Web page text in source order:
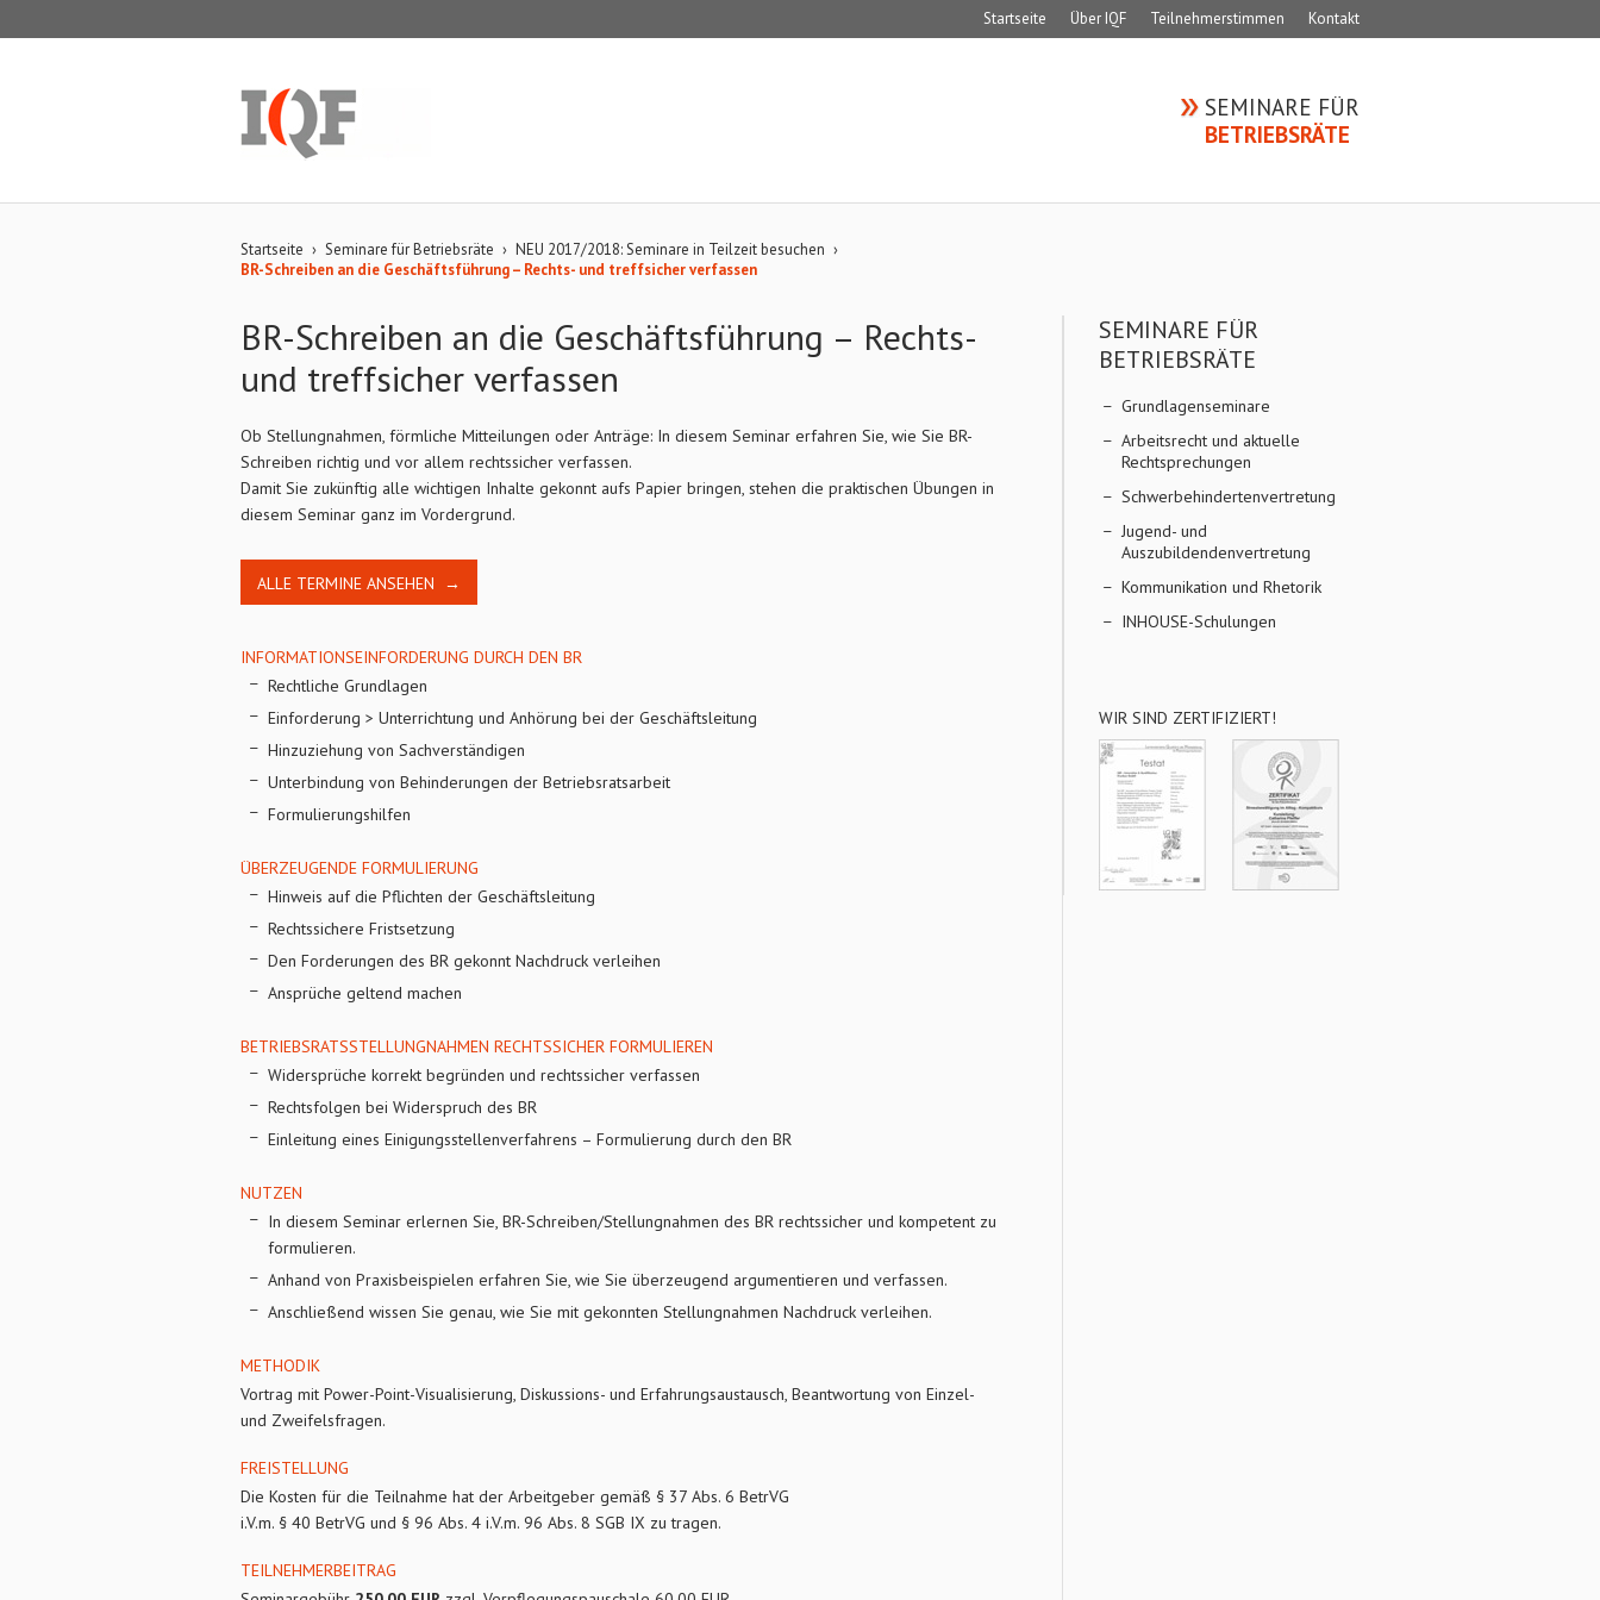
Startseite Über IQF Teilnehmerstimmen Kontakt
SEMINARE FÜR
BETRIEBSRÄTE
Startseite › Seminare für Betriebsräte › NEU 2017/2018: Seminare in Teilzeit besuchen ›
BR-Schreiben an die Geschäftsführung – Rechts- und treffsicher verfassen
BR-Schreiben an die Geschäftsführung – Rechts-
und treffsicher verfassen
Ob Stellungnahmen, förmliche Mitteilungen oder Anträge: In diesem Seminar erfahren Sie, wie Sie BR-
Schreiben richtig und vor allem rechtssicher verfassen.
Damit Sie zukünftig alle wichtigen Inhalte gekonnt aufs Papier bringen, stehen die praktischen Übungen in
diesem Seminar ganz im Vordergrund.
ALLE TERMINE ANSEHEN →
INFORMATIONSEINFORDERUNG DURCH DEN BR
Rechtliche Grundlagen
Einforderung > Unterrichtung und Anhörung bei der Geschäftsleitung
Hinzuziehung von Sachverständigen
Unterbindung von Behinderungen der Betriebsratsarbeit
Formulierungshilfen
ÜBERZEUGENDE FORMULIERUNG
Hinweis auf die Pflichten der Geschäftsleitung
Rechtssichere Fristsetzung
Den Forderungen des BR gekonnt Nachdruck verleihen
Ansprüche geltend machen
BETRIEBSRATSSTELLUNGNAHMEN RECHTSSICHER FORMULIEREN
Widersprüche korrekt begründen und rechtssicher verfassen
Rechtsfolgen bei Widerspruch des BR
Einleitung eines Einigungsstellenverfahrens – Formulierung durch den BR
NUTZEN
In diesem Seminar erlernen Sie, BR-Schreiben/Stellungnahmen des BR rechtssicher und kompetent zu
formulieren.
Anhand von Praxisbeispielen erfahren Sie, wie Sie überzeugend argumentieren und verfassen.
Anschließend wissen Sie genau, wie Sie mit gekonnten Stellungnahmen Nachdruck verleihen.
METHODIK
Vortrag mit Power-Point-Visualisierung, Diskussions- und Erfahrungsaustausch, Beantwortung von Einzel-
und Zweifelsfragen.
FREISTELLUNG
Die Kosten für die Teilnahme hat der Arbeitgeber gemäß § 37 Abs. 6 BetrVG
i.V.m. § 40 BetrVG und § 96 Abs. 4 i.V.m. 96 Abs. 8 SGB IX zu tragen.
TEILNEHMERBEITRAG
SEMINARE FÜR
BETRIEBSRÄTE
Grundlagenseminare
Arbeitsrecht und aktuelle
Rechtsprechungen
Schwerbehindertenvertretung
Jugend- und
Auszubildendenvertretung
Kommunikation und Rhetorik
INHOUSE-Schulungen
WIR SIND ZERTIFIZIERT!